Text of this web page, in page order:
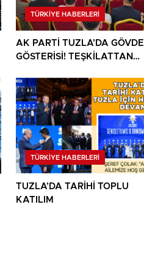
TÜRKİYE HABERLERİ
AK PARTİ TUZLA’DA GÖVDE
GÖSTERİSİ! TEŞKİLATTAN
MESAJI
TÜRKİYE HABERLERİ
TUZLA’DA TARİHİ TOPLU
KATILIM